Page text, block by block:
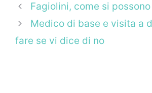
Fagiolini, come si
Medico di base e visita a
fare se vi dice di no